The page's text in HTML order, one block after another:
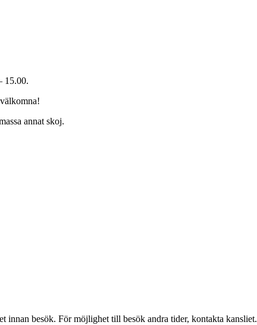
15.00.
annat skoj.
innan besök. För möjlighet till besök andra tider, kontakta kansliet.